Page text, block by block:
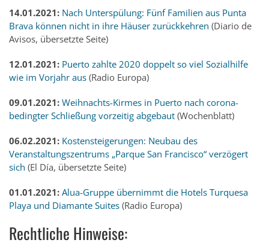
14.01.2021: Nach Unterspülung: Fünf Familien aus Punta
Brava können nicht in ihre Häuser zurückkehren (Diario de
Avisos, übersetzte Seite)
12.01.2021: Puerto zahlte 2020 doppelt so viel Sozialhilfe
wie im Vorjahr aus(Radio Europa)
09.01.2021: Weihnachts-Kirmes in Puerto nach corona-
bedingter Schließung vorzeitig abgebaut(Wochenblatt)
06.02.2021: Kostensteigerungen: Neubau des
Veranstaltungszentrums „Parque San Francisco“ verzögert
sich (El Día, übersetzte Seite)
01.01.2021: Alua-Gruppe übernimmt die Hotels Turquesa
Playa und Diamante Suites(Radio Europa)
Rechtliche Hinweise: